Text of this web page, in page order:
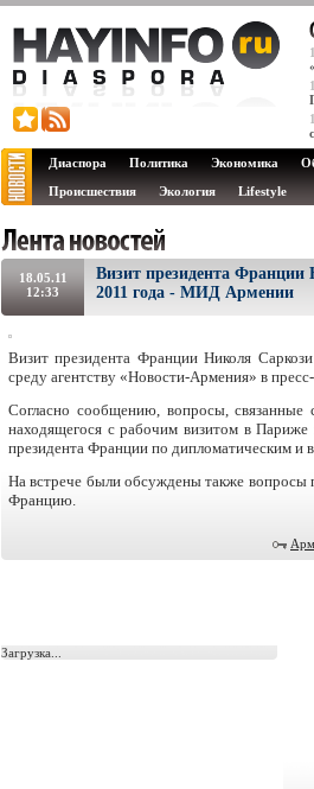
Диаспора Политика Экономика
Происшествия
Экология Lifestyle
18.05.11
12:33
Визит президента
2011 года - МИД Армении
Визит президента Франции Николя
среду агентству «Новости-Армения» в
Согласно сообщению, вопросы,
находящегося с рабочим визитом в
президента Франции по дипломатическим
На встрече были обсуждены также вопросы
Францию.
Загрузка...